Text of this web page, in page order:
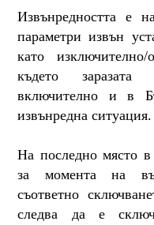
Извънредността е
параметри извън
като
където заразата
включително и в
извънредна ситуация.
На последно място в
за момента на
съответно
следва да е